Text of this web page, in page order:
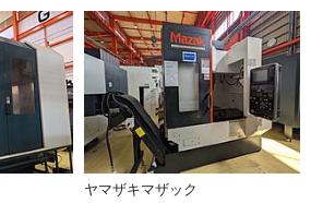
ヤマザキマザック